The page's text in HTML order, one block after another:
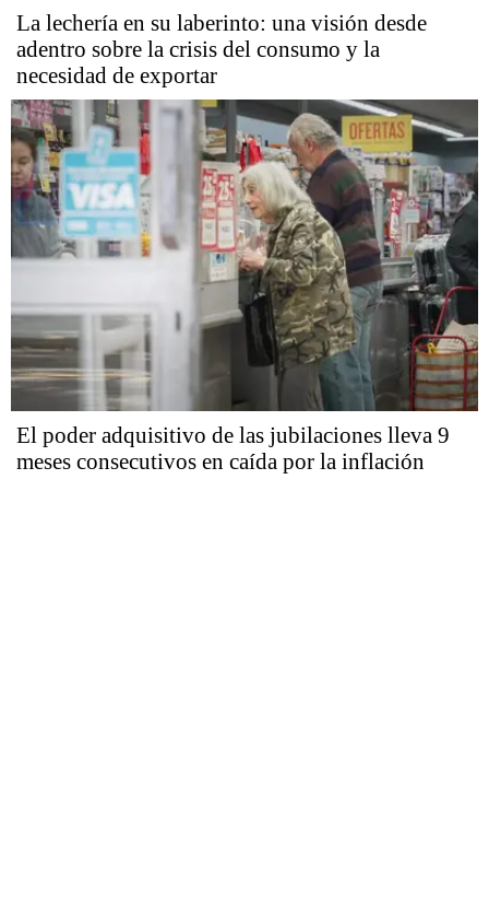
La lechería en su laberinto: una visión desde
adentro sobre la crisis del consumo y la
necesidad de exportar
El poder adquisitivo de las jubilaciones lleva 9
meses consecutivos en caída por la inflación